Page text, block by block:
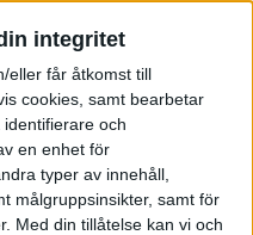
integritet
eller får åtkomst till
cookies, samt bearbetar
och
en enhet för
typer av innehåll,
målgruppsinsikter, samt för
Med din tillåtelse kan vi och
som CFO på ett mindre
Solutions, ett
rent praktiska inom
administration
inom